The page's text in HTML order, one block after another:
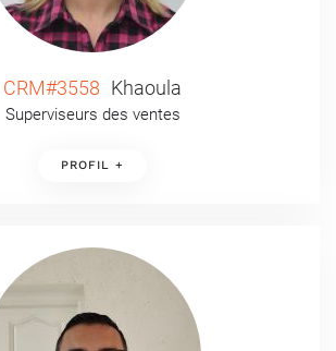
CRM#3558 Khaoula
Superviseurs des ventes
PROFIL +